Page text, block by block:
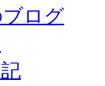
ログ